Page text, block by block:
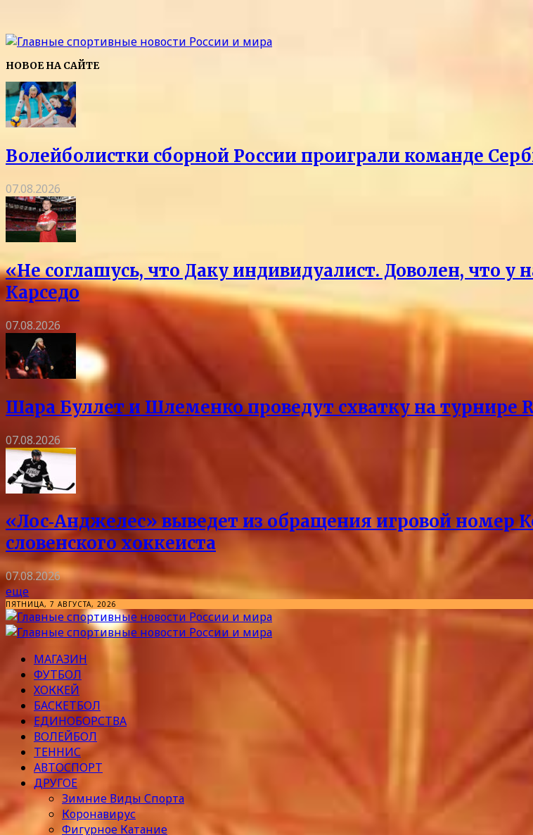
НОВОЕ НА САЙТЕ
Волейболистки сборной России проиграли команде
07.08.2026
«Не соглашусь, что Даку индивидуалист. Доволен, что
Карседо
07.08.2026
Шара Буллет и Шлеменко проведут схватку на турнире
07.08.2026
«Лос‑Анджелес» выведет из обращения игровой номер
словенского хоккеиста
07.08.2026
еще
ПЯТНИЦА, 7 АВГУСТА, 2026
МАГАЗИН
ФУТБОЛ
ХОККЕЙ
БАСКЕТБОЛ
ЕДИНОБОРСТВА
ВОЛЕЙБОЛ
ТЕННИС
АВТОСПОРТ
ДРУГОЕ
Зимние Виды Спорта
Коронавирус
Фигурное Катание